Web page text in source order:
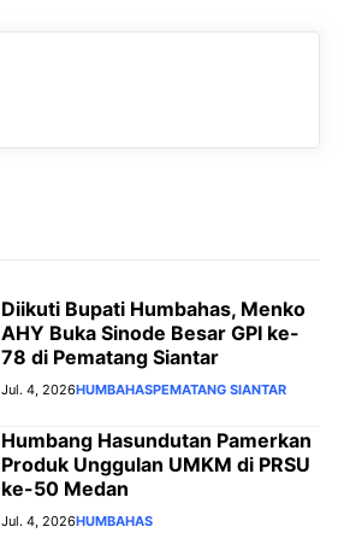
Diikuti Bupati Humbahas, Menko
AHY Buka Sinode Besar GPI ke-
78 di Pematang Siantar
Jul. 4, 2026HUMBAHASPEMATANG SIANTAR
Humbang Hasundutan Pamerkan
Produk Unggulan UMKM di PRSU
ke-50 Medan
Jul. 4, 2026HUMBAHAS